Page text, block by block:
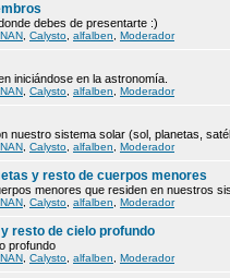
debes de presentarte :)
Calysto alfalben Moderador
iniciándose en la astronomía.
Calysto alfalben Moderador
nuestro sistema solar (sol, planetas,
Calysto alfalben Moderador
y resto de cuerpos menores
menores que residen en nuestros
Calysto alfalben Moderador
resto de cielo profundo
profundo
Calysto alfalben Moderador